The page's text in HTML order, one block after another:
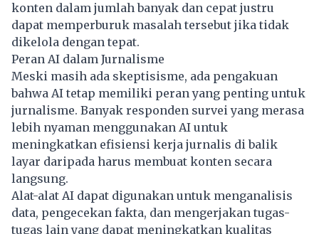
konten dalam jumlah banyak dan cepat justru
dapat memperburuk masalah tersebut jika tidak
dikelola dengan tepat.
Peran AI dalam Jurnalisme
Meski masih ada skeptisisme, ada pengakuan
bahwa AI tetap memiliki peran yang penting untuk
jurnalisme. Banyak responden survei yang merasa
lebih nyaman menggunakan AI untuk
meningkatkan efisiensi kerja jurnalis di balik
layar daripada harus membuat konten secara
langsung.
Alat-alat AI dapat digunakan untuk menganalisis
data, pengecekan fakta, dan mengerjakan tugas-
tugas lain yang dapat meningkatkan kualitas